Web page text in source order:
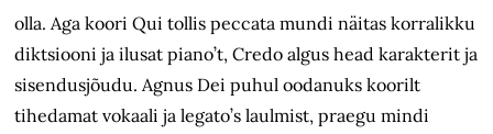
olla. Aga koori Qui tollis peccata mundi näitas korralikku
diktsiooni ja ilusat piano’t, Credo algus head karakterit ja
sisendusjõudu. Agnus Dei puhul oodanuks koorilt
tihedamat vokaali ja legato’s laulmist, praegu mindi